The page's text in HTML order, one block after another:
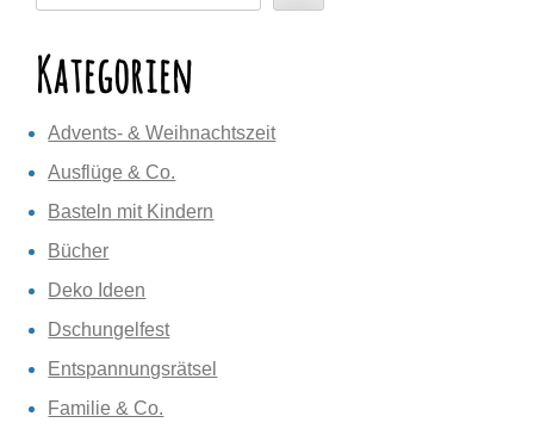
Kategorien
Advents- & Weihnachtszeit
Ausflüge & Co.
Basteln mit Kindern
Bücher
Deko Ideen
Dschungelfest
Entspannungsrätsel
Familie & Co.